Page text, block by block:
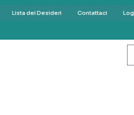
Lista dei Desideri Contattaci